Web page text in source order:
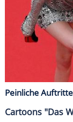
Peinliche
Cartoons "Das